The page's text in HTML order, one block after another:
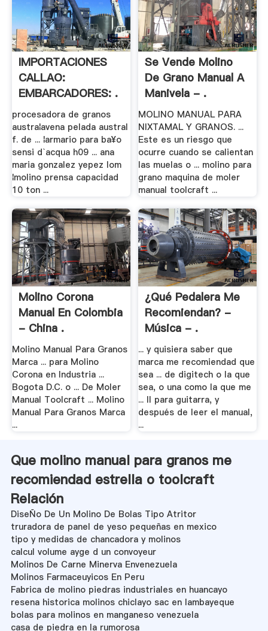
IMPORTACIONES
CALLAO:
EMBARCADORES: .
procesadora de granos
austra¦avena pelada austral
f. de ... ¦armario para ba¥o
sensi d`acqua h09 ... ana
maria gonzalez yepez lom
¦molino prensa capacidad
10 ton ...
Se Vende Molino
De Grano Manual A
Manivela - .
MOLINO MANUAL PARA
NIXTAMAL Y GRANOS. ...
Este es un riesgo que
ocurre cuando se calientan
las muelas o ... molino para
grano maquina de moler
manual toolcraft ...
Molino Corona
Manual En Colombia
- China .
Molino Manual Para Granos
Marca ... para Molino
Corona en Industria ...
Bogota D.C. o ... De Moler
Manual Toolcraft ... Molino
Manual Para Granos Marca
...
¿Qué Pedalera Me
Recomiendan? -
Música - .
... y quisiera saber que
marca me recomiendad que
sea ... de digitech o la que
sea, o una como la que me
... II para guitarra, y
después de leer el manual,
...
Que molino manual para granos me
recomiendad estrella o toolcraft
Relación
DiseÑo De Un Molino De Bolas Tipo Atritor
truradora de panel de yeso pequeñas en mexico
tipo y medidas de chancadora y molinos
calcul volume ayge d un convoyeur
Molinos De Carne Minerva Envenezuela
Molinos Farmaceuyicos En Peru
Fabrica de molino piedras industriales en huancayo
resena historica molinos chiclayo sac en lambayeque
bolas para molinos en manganeso venezuela
casa de piedra en la rumorosa